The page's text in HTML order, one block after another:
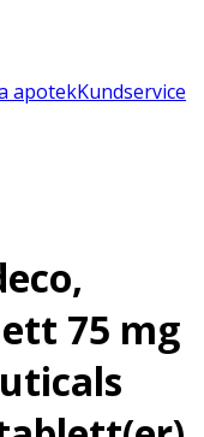
apotekKundservice
75 mg